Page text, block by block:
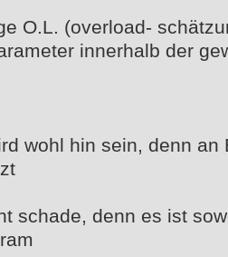
O.L. (overload-
innerhalb der
wohl hin sein, denn
schade, denn es ist